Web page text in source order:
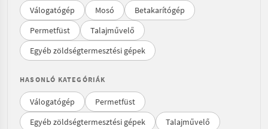
Válogatógép Mosó
Betakarítógép
Permetfüst
Talajművelő
Egyéb zöldségtermesztési gépek
HASONLÓ KATEGÓRIÁK
Válogatógép
Permetfüst
Egyéb zöldségtermesztési gépek
Talajművelő